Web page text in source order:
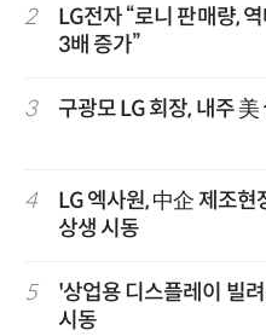
2
LG전자 “로니 판매량,
3배 증가”
3 구광모 LG 회장, 내주
4
LG 엑사원, 中企 제조
상생 시동
5
'상업용 디스플레이 빌
시동